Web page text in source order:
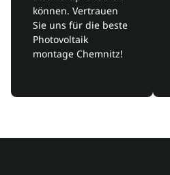
können. Vertrauen
Sie uns für die beste
Photovoltaik
montage Chemnitz!